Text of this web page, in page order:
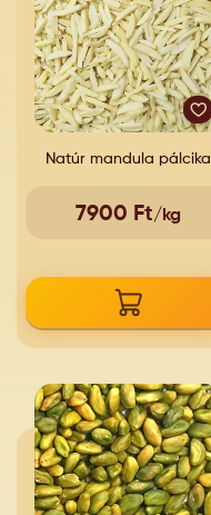
Natúr mandula pálcika
7900 Ft/kg